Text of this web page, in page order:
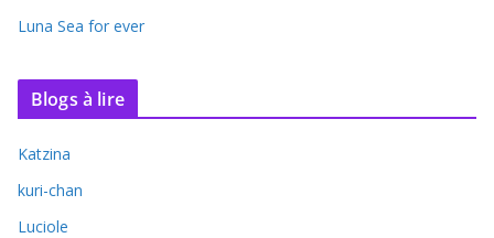
Luna Sea for ever
Blogs à lire
Katzina
kuri-chan
Luciole